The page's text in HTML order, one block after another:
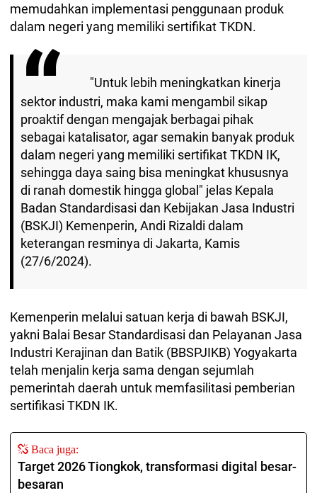
memudahkan implementasi penggunaan produk
dalam negeri yang memiliki sertifikat TKDN.
"Untuk lebih meningkatkan kinerja
sektor industri, maka kami mengambil sikap
proaktif dengan mengajak berbagai pihak
sebagai katalisator, agar semakin banyak produk
dalam negeri yang memiliki sertifikat TKDN IK,
sehingga daya saing bisa meningkat khususnya
di ranah domestik hingga global" jelas Kepala
Badan Standardisasi dan Kebijakan Jasa Industri
(BSKJI) Kemenperin, Andi Rizaldi dalam
keterangan resminya di Jakarta, Kamis
(27/6/2024).
Kemenperin melalui satuan kerja di bawah BSKJI,
yakni Balai Besar Standardisasi dan Pelayanan Jasa
Industri Kerajinan dan Batik (BBSPJIKB) Yogyakarta
telah menjalin kerja sama dengan sejumlah
pemerintah daerah untuk memfasilitasi pemberian
sertifikasi TKDN IK.
Baca juga:
Target 2026 Tiongkok, transformasi digital besar-
besaran